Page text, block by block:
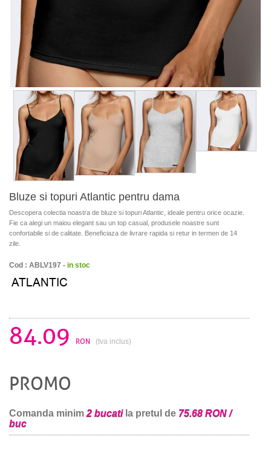
Bluze si topuri Atlantic pentru dama
Descopera colectia noastra de bluze si topuri Atlantic, ideale pentru orice ocazie.
Fie ca alegi un maiou elegant sau un top casual, produsele noastre sunt
confortabile si de calitate. Beneficiaza de livrare rapida si retur in termen de 14
zile.
Cod : ABLV197 - in stoc
84.09 RON (tva inclus)
PROMO
Comanda minim 2 bucatila pretul de 75.68 RON /
buc